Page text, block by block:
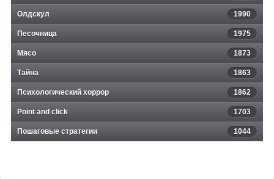
Олдскул 1990
Песочница 1975
Мясо 1873
Тайна 1863
Психологический хоррор 1862
Point and click 1703
Пошаговые стратегии 1044